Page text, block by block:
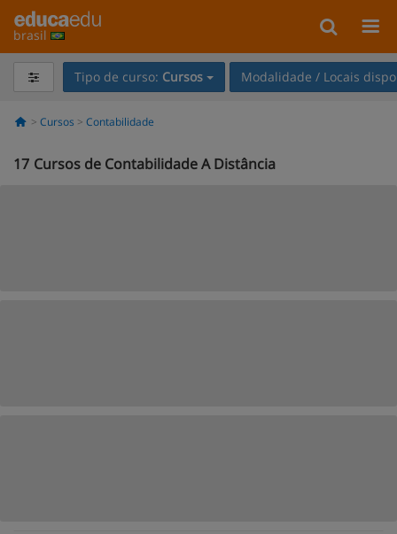
brasil
Tipo de curso: Cursos Modalidade / Locais
Cursos Contabilidade
17 Cursos de Contabilidade A Distância